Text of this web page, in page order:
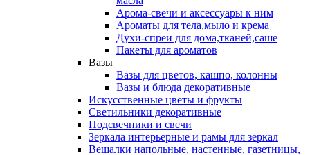
Арома-свечи и аксессуары к ним
Ароматы для тела,мыло и крема
Духи-спреи для дома,тканей,саше
Пакеты для ароматов
Вазы
Вазы для цветов, кашпо, колонны
Вазы и блюда декоративные
Искусственные цветы и фрукты
Светильники декоративные
Подсвечники и свечи
Зеркала интерьерные и рамы для зеркал
Вешалки напольные, настенные, газетницы,